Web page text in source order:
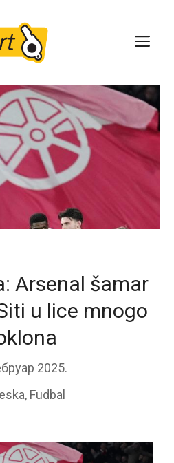
Arsenal šamar
u lice mnogo
2025.
, Fudbal